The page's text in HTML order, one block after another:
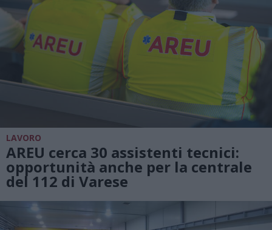
LAVORO
AREU cerca 30 assistenti tecnici:
opportunità anche per la centrale
del 112 di Varese